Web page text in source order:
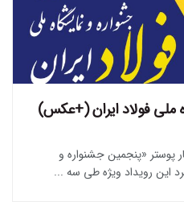
ملی فولاد ایران (+عکس)
پوستر «پنجمین جشنواره و
این رویداد ویژه طی سه ...